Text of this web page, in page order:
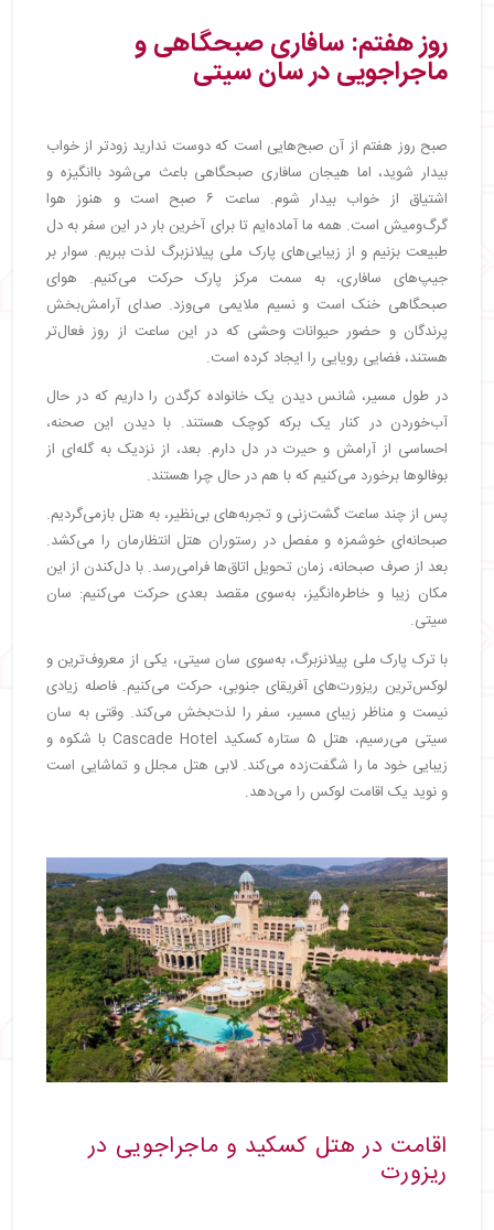
روز هفتم: سافاری صبحگاهی و
ماجراجویی در سان سیتی
صبح روز هفتم از آن صبح‌هایی است که دوست ندارید زودتر از خواب
بیدار شوید، اما هیجان سافاری صبحگاهی باعث می‌شود باانگیزه و
اشتیاق از خواب بیدار شوم. ساعت ۶ صبح است و هنوز هوا
گرگ‌ومیش است. همه ما آماده‌ایم تا برای آخرین بار در این سفر به دل
طبیعت بزنیم و از زیبایی‌های پارک ملی پیلانزبرگ لذت ببریم. سوار بر
جیپ‌های سافاری، به سمت مرکز پارک حرکت می‌کنیم. هوای
صبحگاهی خنک است و نسیم ملایمی می‌وزد. صدای آرامش‌بخش
پرندگان و حضور حیوانات وحشی که در این ساعت از روز فعال‌تر
هستند، فضایی رویایی را ایجاد کرده است.
در طول مسیر، شانس دیدن یک خانواده کرگدن را داریم که در حال
آب‌خوردن در کنار یک برکه کوچک هستند. با دیدن این صحنه،
احساسی از آرامش و حیرت در دل دارم. بعد، از نزدیک به گله‌ای از
بوفالوها برخورد می‌کنیم که با هم در حال چرا هستند.
پس از چند ساعت گشت‌زنی و تجربه‌های بی‌نظیر، به هتل بازمی‌گردیم.
صبحانه‌ای خوشمزه و مفصل در رستوران هتل انتظارمان را می‌کشد.
بعد از صرف صبحانه، زمان تحویل اتاق‌ها فرامی‌رسد. با دل‌کندن از این
مکان زیبا و خاطره‌انگیز، به‌سوی مقصد بعدی حرکت می‌کنیم: سان
سیتی.
با ترک پارک ملی پیلانزبرگ، به‌سوی سان سیتی، یکی از معروف‌ترین و
لوکس‌ترین ریزورت‌های آفریقای جنوبی، حرکت می‌کنیم. فاصله زیادی
نیست و مناظر زیبای مسیر، سفر را لذت‌بخش می‌کند. وقتی به سان
سیتی می‌رسیم، هتل ۵ ستاره کسکید Cascade Hotel با شکوه و
زیبایی خود ما را شگفت‌زده می‌کند. لابی هتل مجلل و تماشایی است
و نوید یک اقامت لوکس را می‌دهد.
اقامت در هتل کسکید و ماجراجویی در
ریزورت